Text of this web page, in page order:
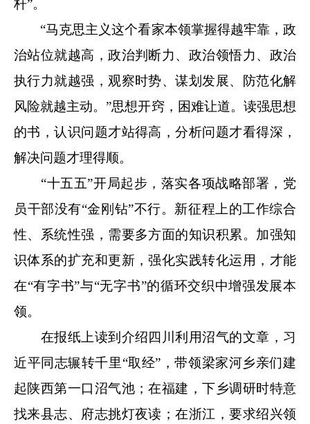
杆”。
“马克思主义这个看家本领掌握得越牢靠，政
治站位就越高，政治判断力、政治领悟力、政治
执行力就越强，观察时势、谋划发展、防范化解
风险就越主动。”思想开窍，困难让道。读强思想
的书，认识问题才站得高，分析问题才看得深，
解决问题才理得顺。
“十五五”开局起步，落实各项战略部署，党
员干部没有“金刚钻”不行。新征程上的工作综合
性、系统性强，需要多方面的知识积累。加强知
识体系的扩充和更新，强化实践转化运用，才能
在“有字书”与“无字书”的循环交织中增强发展本
领。
在报纸上读到介绍四川利用沼气的文章，习
近平同志辗转千里“取经”，带领梁家河乡亲们建
起陕西第一口沼气池；在福建，下乡调研时特意
找来县志、府志挑灯夜读；在浙江，要求绍兴领